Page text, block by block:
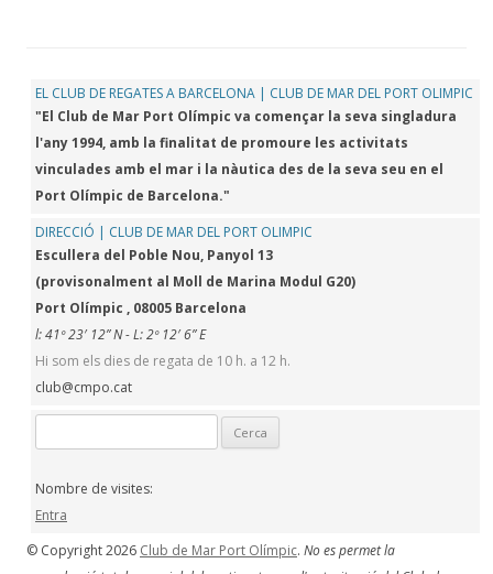
EL CLUB DE REGATES A BARCELONA | CLUB DE MAR DEL PORT OLIMPIC
"El Club de Mar Port Olímpic va començar la seva singladura
l'any 1994, amb la finalitat de promoure les activitats
vinculades amb el mar i la nàutica des de la seva seu en el
Port Olímpic de Barcelona."
DIRECCIÓ | CLUB DE MAR DEL PORT OLIMPIC
Escullera del Poble Nou, Panyol 13
(provisonalment al Moll de Marina Modul G20)
Port Olímpic , 08005 Barcelona
l: 41º 23′ 12” N - L: 2º 12′ 6” E
Hi som els dies de regata de 10 h. a 12 h.
club@cmpo.cat
Nombre de visites:
Entra
© Copyright 2026 Club de Mar Port Olímpic. No es permet la